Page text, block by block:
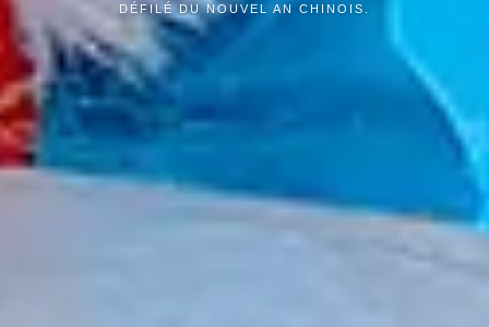
DÉFILÉ DU NOUVEL AN CHINOIS.